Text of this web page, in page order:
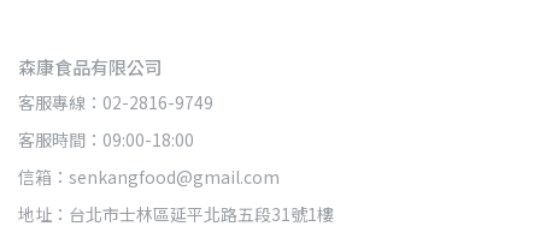
森康食品有限公司
客服專線：02-2816-9749
客服時間：09:00-18:00
信箱：senkangfood@gmail.com
地址：台北市士林區延平北路五段31號1樓